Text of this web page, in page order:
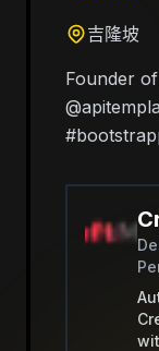
吉隆坡
Founder